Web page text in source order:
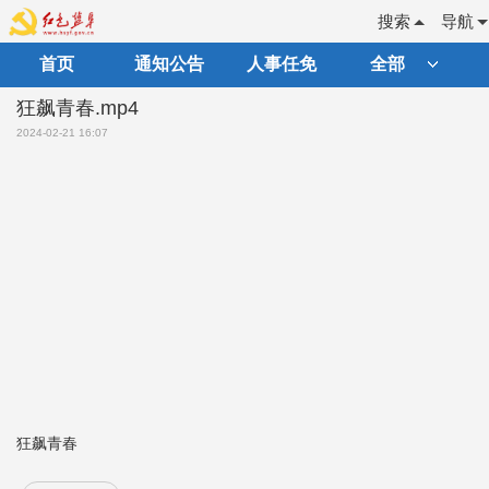
导航
搜索
首页 通知公告 人事任免 全部
狂飙青春.mp4
2024-02-21 16:07
狂飙青春